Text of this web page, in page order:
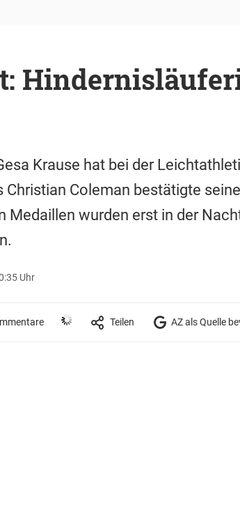
Krause hat bei der
Christian Coleman bestätigte
Medaillen wurden erst in der
Uhr
Teilen AZ als Quelle